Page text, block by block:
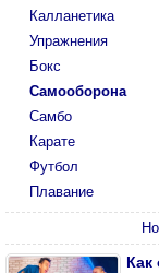
Калланетика
Упражнения
Бокс
Самооборона
Самбо
Карате
Футбол
Плавание
Как